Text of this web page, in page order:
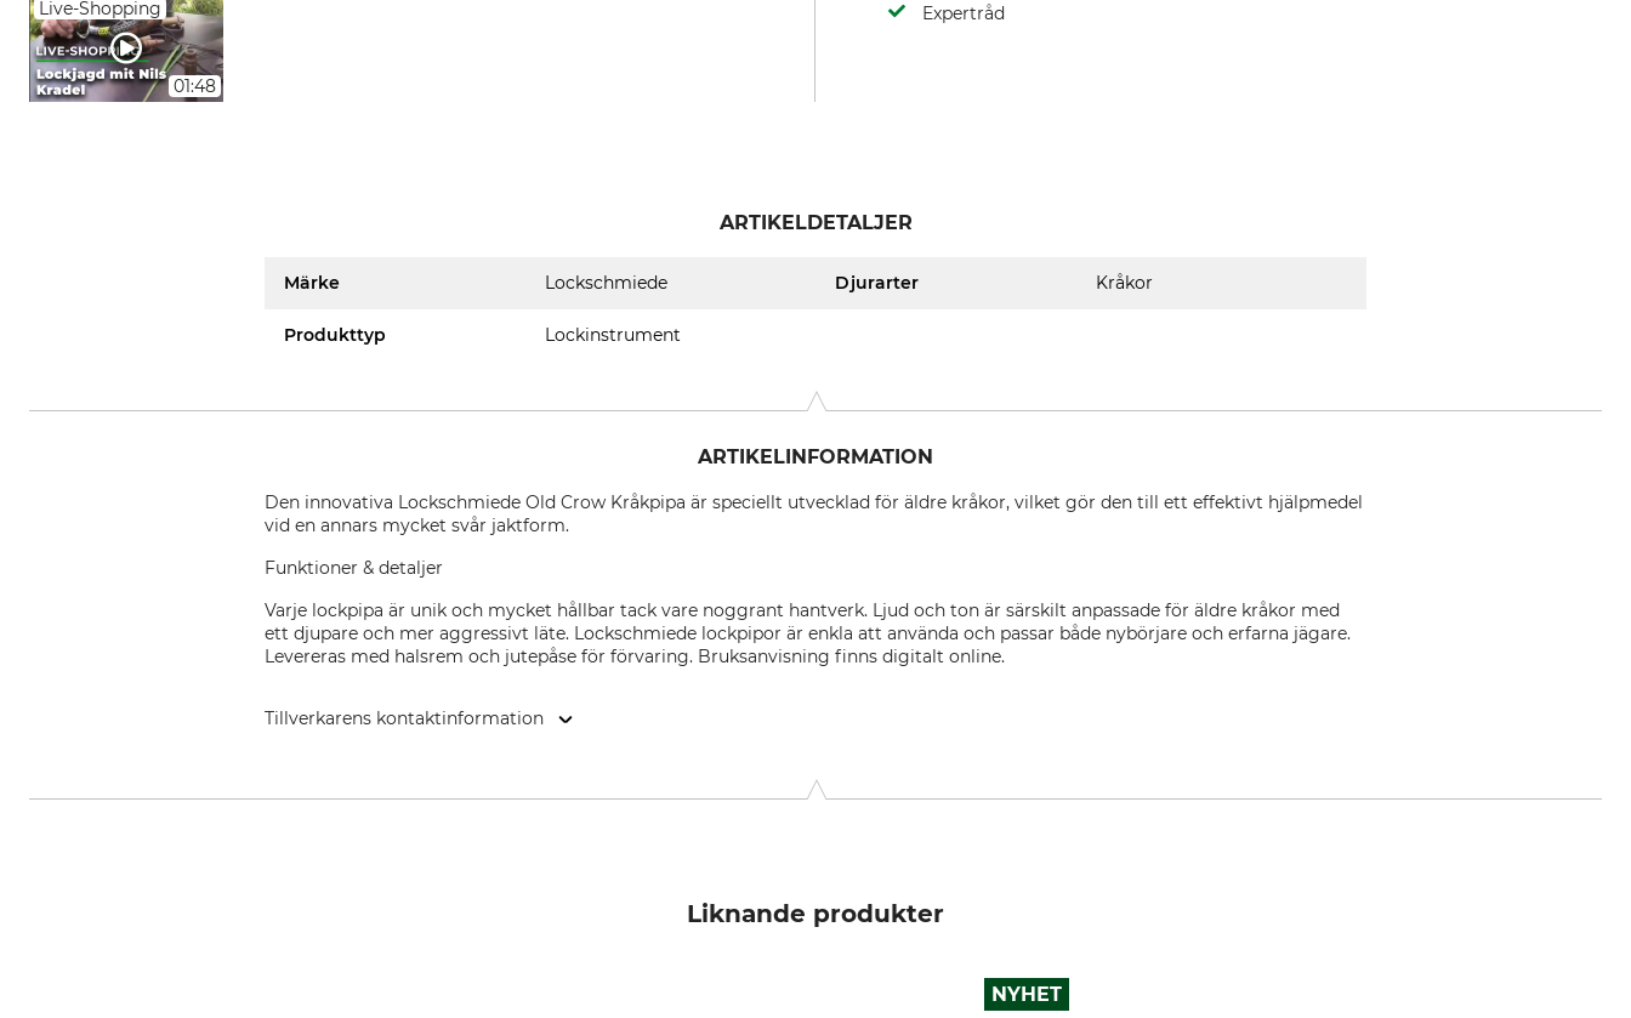
Live-Shopping
01:48
Expertråd
ARTIKELDETALJER
Märke Lockschmiede Djurarter Kråkor
Produkttyp Lockinstrument
ARTIKELINFORMATION
Den innovativa Lockschmiede Old Crow Kråkpipa är speciellt utvecklad för äldre kråkor, vilket gör den till ett effektivt hjälpmedel
vid en annars mycket svår jaktform.
Funktioner & detaljer
Varje lockpipa är unik och mycket hållbar tack vare noggrant hantverk. Ljud och ton är särskilt anpassade för äldre kråkor med
ett djupare och mer aggressivt läte. Lockschmiede lockpipor är enkla att använda och passar både nybörjare och erfarna jägare.
Levereras med halsrem och jutepåse för förvaring. Bruksanvisning finns digitalt online.
Tillverkarens kontaktinformation
Liknande produkter
NYHET